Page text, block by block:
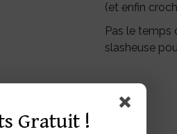
(et enfin
Pas le temps
slasheuse
Gratuit !